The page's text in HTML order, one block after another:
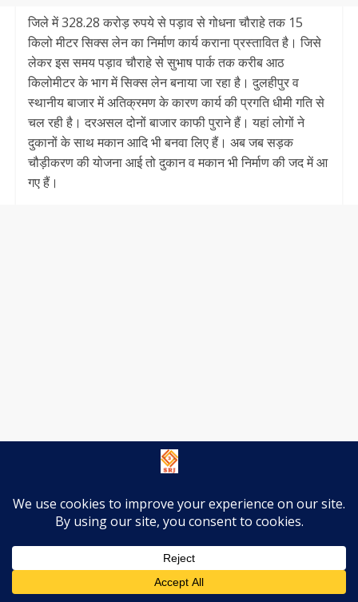
जिले में 328.28 करोड़ रुपये से पड़ाव से गोधना चौराहे तक 15
किलो मीटर सिक्स लेन का निर्माण कार्य कराना प्रस्तावित है। जिसे
लेकर इस समय पड़ाव चौराहे से सुभाष पार्क तक करीब आठ
किलोमीटर के भाग में सिक्स लेन बनाया जा रहा है। दुलहीपुर व
स्थानीय बाजार में अतिक्रमण के कारण कार्य की प्रगति धीमी गति से
चल रही है। दरअसल दोनों बाजार काफी पुराने हैं। यहां लोगों ने
दुकानों के साथ मकान आदि भी बनवा लिए हैं। अब जब सड़क
चौड़ीकरण की योजना आई तो दुकान व मकान भी निर्माण की जद में आ
गए हैं।